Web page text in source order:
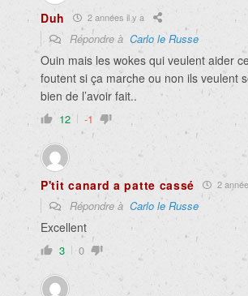
Duh 2 années il y a
Répondre à Carlo le Russe
Ouin mais les wokes qui veulent aider
foutent si ça marche ou non ils veulent
bien de l’avoir fait..
12 -1
P'tit canard a patte cassé 2
Répondre à Carlo le Russe
Excellent
3 0